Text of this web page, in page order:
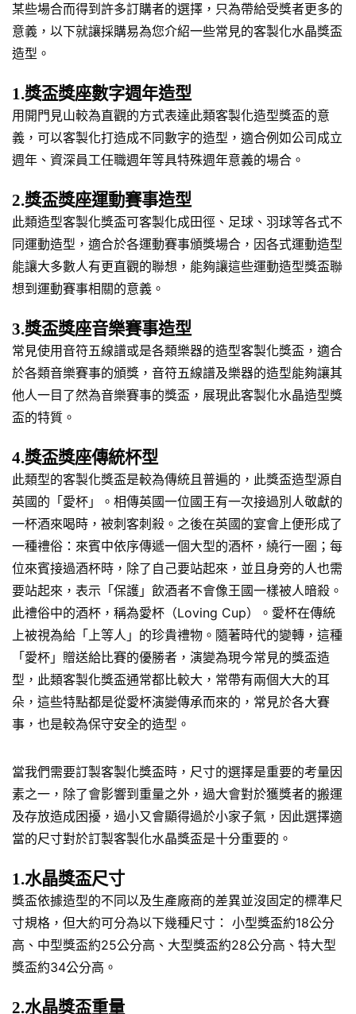
某些場合而得到許多訂購者的選擇，只為帶給受獎者更多的
意義，以下就讓採購易為您介紹一些常見的客製化水晶獎盃
造型。
1.獎盃獎座數字週年造型
用開門見山較為直觀的方式表達此類客製化造型獎盃的意
義，可以客製化打造成不同數字的造型，適合例如公司成立
週年、資深員工任職週年等具特殊週年意義的場合。
2.獎盃獎座運動賽事造型
此類造型客製化獎盃可客製化成田徑、足球、羽球等各式不
同運動造型，適合於各運動賽事頒獎場合，因各式運動造型
能讓大多數人有更直觀的聯想，能夠讓這些運動造型獎盃聯
想到運動賽事相關的意義。
3.獎盃獎座音樂賽事造型
常見使用音符五線譜或是各類樂器的造型客製化獎盃，適合
於各類音樂賽事的頒獎，音符五線譜及樂器的造型能夠讓其
他人一目了然為音樂賽事的獎盃，展現此客製化水晶造型獎
盃的特質。
4.獎盃獎座傳統杯型
此類型的客製化獎盃是較為傳統且普遍的，此獎盃造型源自
英國的「愛杯」。相傳英國一位國王有一次接過別人敬獻的
一杯酒來喝時，被刺客刺殺。之後在英國的宴會上便形成了
一種禮俗：來賓中依序傳遞一個大型的酒杯，繞行一圈；每
位來賓接過酒杯時，除了自己要站起來，並且身旁的人也需
要站起來，表示「保護」飲酒者不會像王國一樣被人暗殺。
此禮俗中的酒杯，稱為愛杯（Loving Cup）。愛杯在傳統
上被視為給「上等人」的珍貴禮物。隨著時代的變轉，這種
「愛杯」贈送給比賽的優勝者，演變為現今常見的獎盃造
型，此類客製化獎盃通常都比較大，常帶有兩個大大的耳
朵，這些特點都是從愛杯演變傳承而來的，常見於各大賽
事，也是較為保守安全的造型。
當我們需要訂製客製化獎盃時，尺寸的選擇是重要的考量因
素之一，除了會影響到重量之外，過大會對於獲獎者的搬運
及存放造成困擾，過小又會顯得過於小家子氣，因此選擇適
當的尺寸對於訂製客製化水晶獎盃是十分重要的。
1.水晶獎盃尺寸
獎盃依據造型的不同以及生產廠商的差異並沒固定的標準尺
寸規格，但大約可分為以下幾種尺寸： 小型獎盃約18公分
高、中型獎盃約25公分高、大型獎盃約28公分高、特大型
獎盃約34公分高。
2.水晶獎盃重量